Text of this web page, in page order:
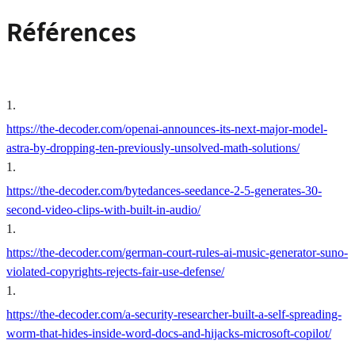
Références
1 .
https://the-decoder.com/openai-announces-its-next-major-model-
astra-by-dropping-ten-previously-unsolved-math-solutions/
1 .
https://the-decoder.com/bytedances-seedance-2-5-generates-30-
second-video-clips-with-built-in-audio/
1 .
https://the-decoder.com/german-court-rules-ai-music-generator-suno-
violated-copyrights-rejects-fair-use-defense/
1 .
https://the-decoder.com/a-security-researcher-built-a-self-spreading-
worm-that-hides-inside-word-docs-and-hijacks-microsoft-copilot/